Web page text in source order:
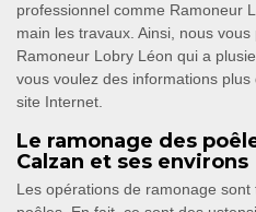
professionnel comme Ramoneur
main les travaux. Ainsi, nous
Ramoneur Lobry Léon qui a
vous voulez des informations
site Internet.
Le ramonage des
Calzan et ses environs
Les opérations de ramonage